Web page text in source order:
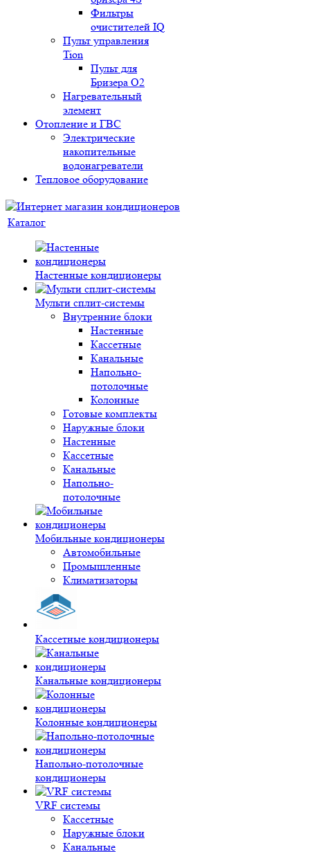
Фильтры
очистителей IQ
Пульт управления
Tion
Пульт для
Бризера O2
Нагревательный
элемент
Отопление и ГВС
Электрические
накопительные
водонагреватели
Тепловое оборудование
Каталог
Настенные кондиционеры
Мульти сплит-системы
Внутренние блоки
Настенные
Кассетные
Канальные
Напольно-
потолочные
Колонные
Готовые комплекты
Наружные блоки
Настенные
Кассетные
Канальные
Напольно-
потолочные
Мобильные кондиционеры
Автомобильные
Промышленные
Климатизаторы
Кассетные кондиционеры
Канальные кондиционеры
Колонные кондиционеры
Напольно-потолочные
кондиционеры
VRF системы
Кассетные
Наружные блоки
Канальные